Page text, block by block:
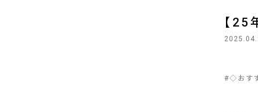
【25
#◇おす